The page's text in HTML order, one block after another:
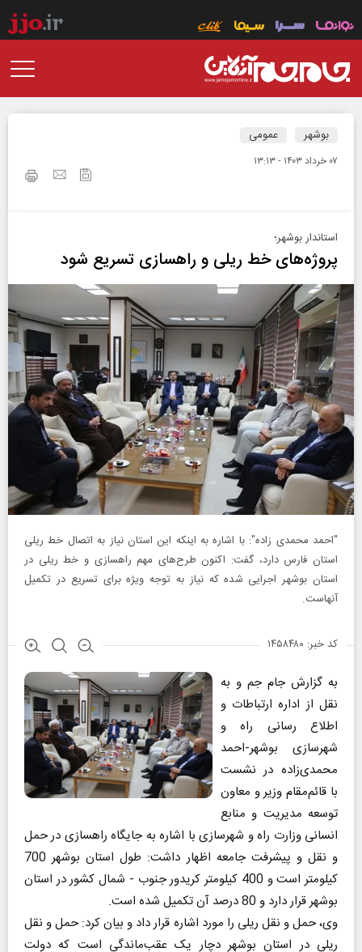
بوشهر عمومی
۰۷ خرداد ۱۴۰۳ - ۱۳:۱۳
استاندار بوشهر؛
پروژه‌های خط ریلی و راهسازی تسریع شود
"احمد محمدی زاده": با اشاره به اینکه این استان نیاز به اتصال خط ریلی
استان فارس دارد، گفت: اکنون طرح‌های مهم راهسازی و خط ریلی در
استان بوشهر اجرایی شده که نیاز به توجه ویژه برای تسریع در تکمیل
آنهاست.
کد خبر: ۱۴۵۸۴۸۰
به گزارش جام جم و به
نقل از اداره ارتباطات و
اطلاع رسانی راه و
شهرسازی بوشهر-احمد
محمدی‌زاده در نشست
با قائم‌مقام وزیر و معاون
توسعه مدیریت و منابع
انسانی وزارت راه و شهرسازی با اشاره به جایگاه راهسازی در حمل
و نقل و پیشرفت جامعه اظهار داشت: طول استان بوشهر 700
کیلومتر است و 400 کیلومتر کریدور جنوب - شمال کشور در استان
بوشهر قرار دارد و 80 درصد آن تکمیل شده است.
وی، حمل و نقل ریلی را مورد اشاره قرار داد و بیان کرد: حمل و نقل
ریلی در استان بوشهر دچار یک عقب‌ماندگی است که دولت